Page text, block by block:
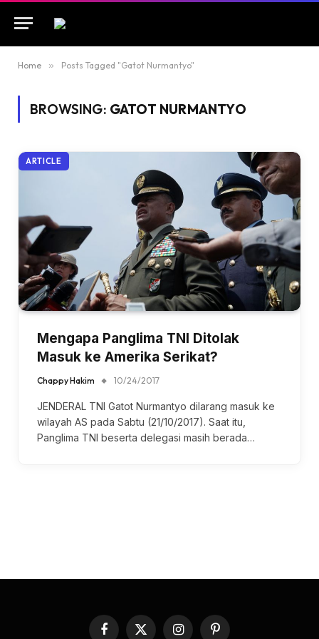
Home » Posts Tagged "Gatot Nurmantyo"
BROWSING: GATOT NURMANTYO
ARTICLE
Mengapa Panglima TNI Ditolak
Masuk ke Amerika Serikat?
Chappy Hakim 10/24/2017
JENDERAL TNI Gatot Nurmantyo dilarang masuk ke
wilayah AS pada Sabtu (21/10/2017). Saat itu,
Panglima TNI beserta delegasi masih berada…
Facebook
X InstagramPinterest